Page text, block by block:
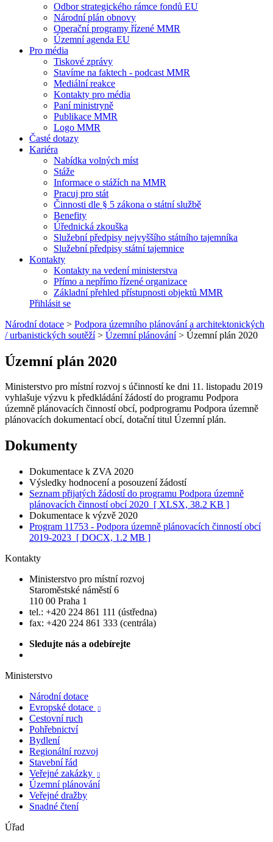
Odbor strategického rámce fondů EU
Národní plán obnovy
Operační programy řízené MMR
Územní agenda EU
Pro média
Tiskové zprávy
Stavíme na faktech - podcast MMR
Mediální reakce
Kontakty pro média
Paní ministryně
Publikace MMR
Logo MMR
Časté dotazy
Kariéra
Nabídka volných míst
Stáže
Informace o stážích na MMR
Pracuj pro stát
Činnosti dle § 5 zákona o státní službě
Benefity
Úřednická zkouška
Služební předpisy nejvyššího státního tajemníka
Služební předpisy státní tajemnice
Kontakty
Kontakty na vedení ministerstva
Přímo a nepřímo řízené organizace
Základní přehled přístupnosti objektů MMR
Přihlásit se
Národní dotace > Podpora územního plánování a architektonických
/ urbanistických soutěží> Územní plánování> Územní plán 2020
Územní plán 2020
Ministerstvo pro místní rozvoj s účinností ke dni 11. listopadu 2019
vyhlašuje výzvu k předkládání žádostí do programu Podpora
územně plánovacích činností obcí, podprogramu Podpora územně
plánovacích dokumentací obcí, dotační titul Územní plán.
Dokumenty
Dokumentace k ZVA 2020
Výsledky hodnocení a posouzení žádostí
Seznam přijatých žádostí do programu Podpora územně
plánovacích činností obcí 2020 [ XLSX, 38.2 KB ]
Dokumentace k výzvě 2020
Program 11753 - Podpora územně plánovacích činností obcí
2019-2023 [ DOCX, 1.2 MB ]
Kontakty
Ministerstvo pro místní rozvoj
Staroměstské náměstí 6
110 00 Praha 1
tel.: +420 224 861 111 (ústředna)
fax: +420 224 861 333 (centrála)
Sledujte nás a odebírejte
Ministerstvo
Národní dotace
Evropské dotace

Cestovní ruch
Pohřebnictví
Bydlení
Regionální rozvoj
Stavební řád
Veřejné zakázky

Územní plánování
Veřejné dražby
Snadné čtení
Úřad